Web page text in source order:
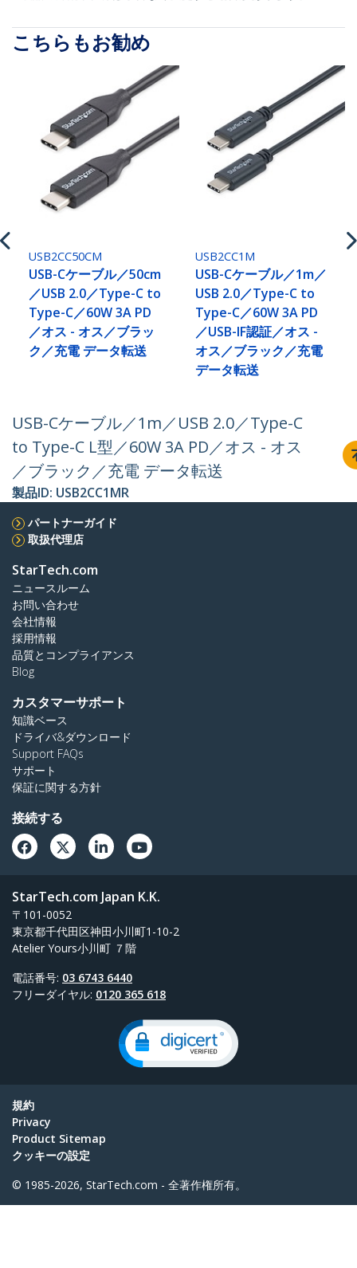
こちらもお勧め
USB2CC50CM
USB-Cケーブル／50cm
／USB 2.0／Type-C to
Type-C／60W 3A PD
／オス - オス／ブラッ
ク／充電 データ転送
USB2CC1M
USB-Cケーブル／1m／
USB 2.0／Type-C to
Type-C／60W 3A PD
／USB-IF認証／オス -
オス／ブラック／充電
データ転送
USB-Cケーブル／1m／USB 2.0／Type-C
to Type-C L型／60W 3A PD／オス - オス
／ブラック／充電 データ転送
製品ID: USB2CC1MR
パートナーガイド
取扱代理店
StarTech.com
ニュースルーム
お問い合わせ
会社情報
採用情報
品質とコンプライアンス
Blog
カスタマーサポート
知識ベース
ドライバ&ダウンロード
Support FAQs
サポート
保証に関する方針
接続する
StarTech.com Japan K.K.
〒101-0052
東京都千代田区神田小川町1-10-2
Atelier Yours小川町 ７階
電話番号: 03 6743 6440
フリーダイヤル: 0120 365 618
規約
Privacy
Product Sitemap
クッキーの設定
© 1985-2026, StarTech.com - 全著作権所有。